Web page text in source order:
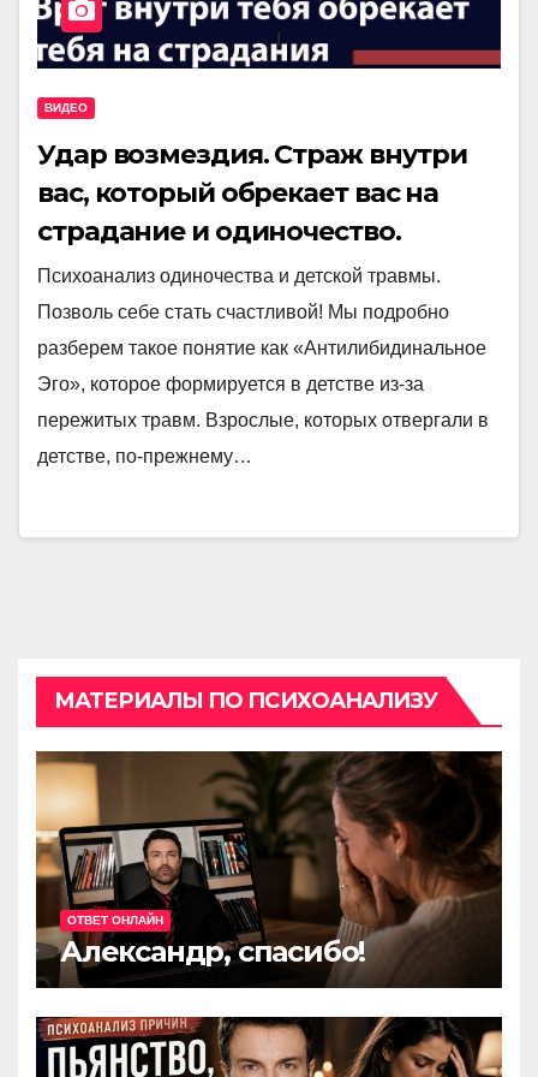
ВИДЕО
Удар возмездия. Страж внутри
вас, который обрекает вас на
страдание и одиночество.
Психоанализ одиночества и детской травмы.
Позволь себе стать счастливой! Мы подробно
разберем такое понятие как «Антилибидинальное
Эго», которое формируется в детстве из-за
пережитых травм. Взрослые, которых отвергали в
детстве, по-прежнему…
МАТЕРИАЛЫ ПО ПСИХОАНАЛИЗУ
ОТВЕТ ОНЛАЙН
Александр, спасибо!